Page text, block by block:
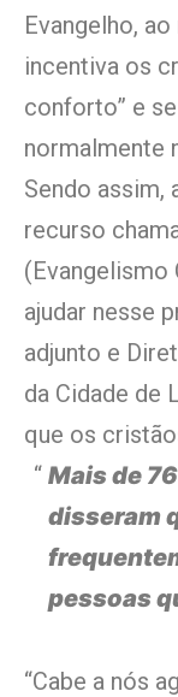
Evangelho,
incentiva os
conforto” e
normalmente
Sendo assim,
recurso
(Evangelismo
ajudar nesse
adjunto e
da Cidade de
que os
Mais de
disseram
pessoas
“Cabe a nós